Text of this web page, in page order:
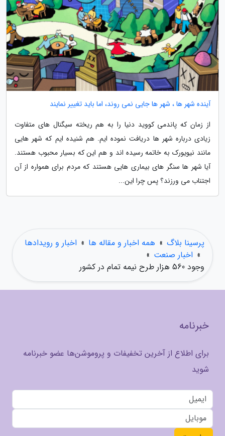
آینده شهر ها ، شهر ها جایی نمی روند، اما باید تغییر نمایند
از زمان که پاندمی کووید دنیا را به هم ریخته سیگنال های متفاوت
زیادی درباره شهر ها دریافت نموده ایم. هم شنیده ایم که شهر هایی
مانند نیویورک به خاتمه رسیده اند و هم این که بسیار محبوب هستند.
آیا شهر ها سنگر های بیماری هایی هستند که مردم برای همواره از آن
اجتناب می ورزند؟ پس چرا این...
پرسینا بلاگ » همه اخبار و مقاله ها » اخبار و رویدادها
» اخبار صنعت »
وجود 560 هزار طرح نیمه تمام در کشور
خبرنامه
برای اطلاع از آخرین تخفیفات و پروموشن‌ها عضو خبرنامه
شوید